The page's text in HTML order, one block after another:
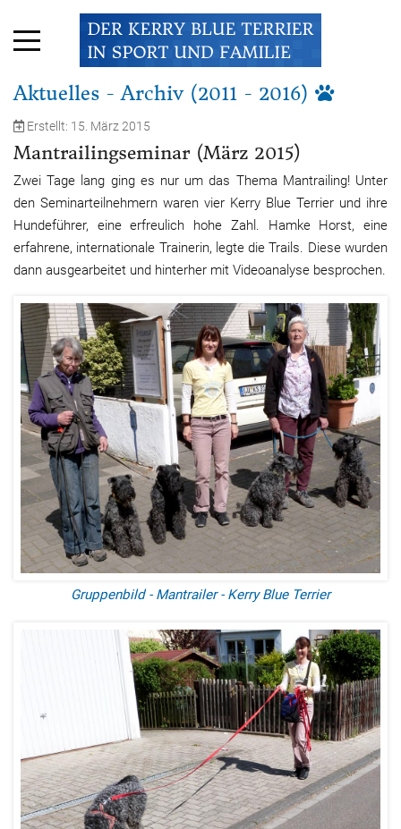
Aktuelles - Archiv (2011 - 2016)
Erstellt: 15. März 2015
Mantrailingseminar (März 2015)
Zwei Tage lang ging es nur um das Thema Mantrailing! Unter
den Seminarteilnehmern waren vier Kerry Blue Terrier und ihre
Hundeführer, eine erfreulich hohe Zahl. Hamke Horst, eine
erfahrene, internationale Trainerin, legte die Trails. Diese wurden
dann ausgearbeitet und hinterher mit Videoanalyse besprochen.
Gruppenbild - Mantrailer - Kerry Blue Terrier